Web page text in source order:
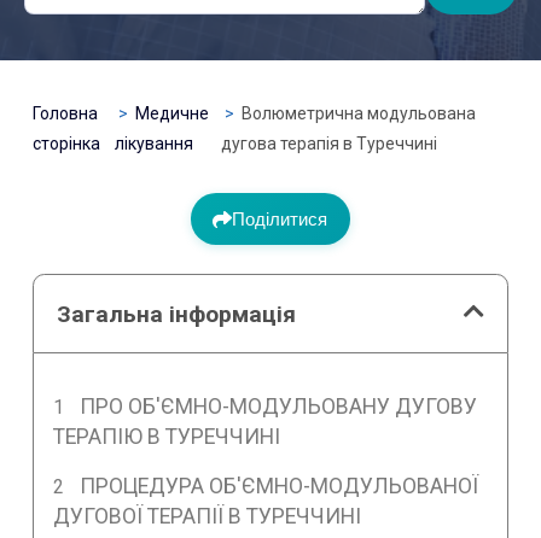
Головна
сторінка
Медичне
лікування
Волюметрична модульована
дугова терапія в Туреччині
Поділитися
Загальна інформація
ПРО ОБ'ЄМНО-МОДУЛЬОВАНУ ДУГОВУ
ТЕРАПІЮ В ТУРЕЧЧИНІ
ПРОЦЕДУРА ОБ'ЄМНО-МОДУЛЬОВАНОЇ
ДУГОВОЇ ТЕРАПІЇ В ТУРЕЧЧИНІ